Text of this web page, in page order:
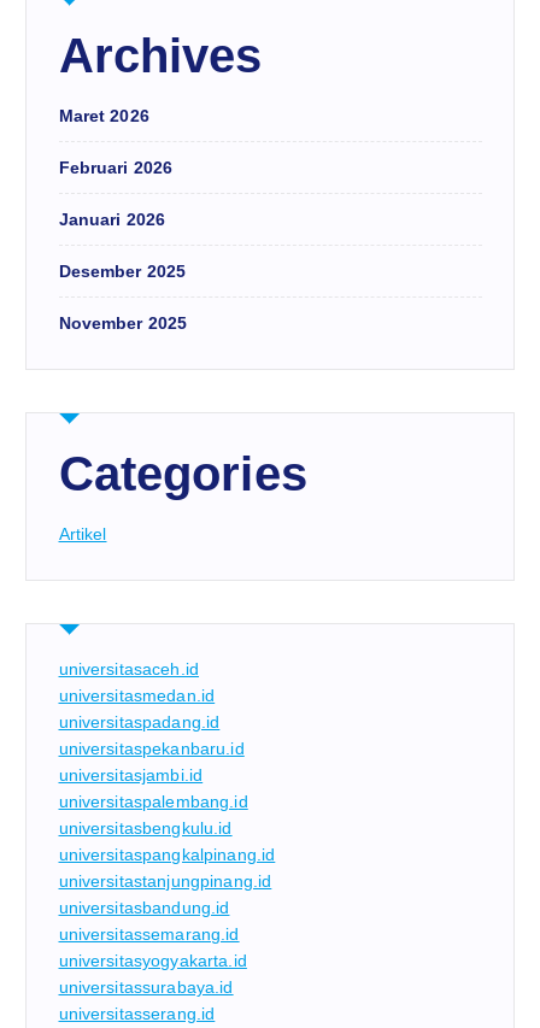
Archives
Maret 2026
Februari 2026
Januari 2026
Desember 2025
November 2025
Categories
Artikel
universitasaceh.id
universitasmedan.id
universitaspadang.id
universitaspekanbaru.id
universitasjambi.id
universitaspalembang.id
universitasbengkulu.id
universitaspangkalpinang.id
universitastanjungpinang.id
universitasbandung.id
universitassemarang.id
universitasyogyakarta.id
universitassurabaya.id
universitasserang.id